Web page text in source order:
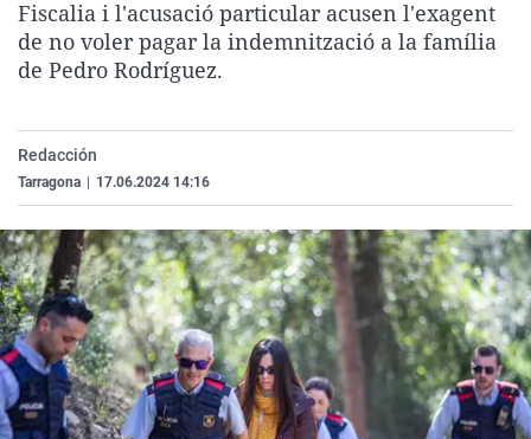
La rosa de los vientos
Caso
Extremadura
Virales
Fiscalia i l'acusació particular acusen l'exagent
de no voler pagar la indemnització a la família
de Pedro Rodríguez.
Redacción
Tarragona 17.06.2024 14:16